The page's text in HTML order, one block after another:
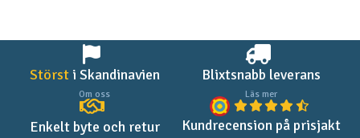
Störsti Skandinavien
Om oss
Blixtsnabb leverans
Läs mer
Enkelt byte och retur Kundrecension på prisjakt